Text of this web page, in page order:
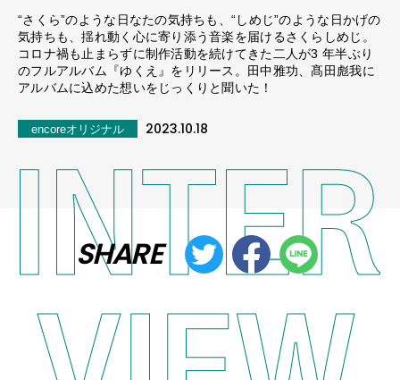
“さくら”のような日なたの気持ちも、“しめじ”のような日かげの
気持ちも、揺れ動く心に寄り添う音楽を届けるさくらしめじ。
コロナ禍も止まらずに制作活動を続けてきた二人が3 年半ぶり
のフルアルバム『ゆくえ』をリリース。⽥中雅功、髙⽥彪我に
アルバムに込めた想いをじっくりと聞いた！
encoreオリジナル 2023.10.18
SHARE